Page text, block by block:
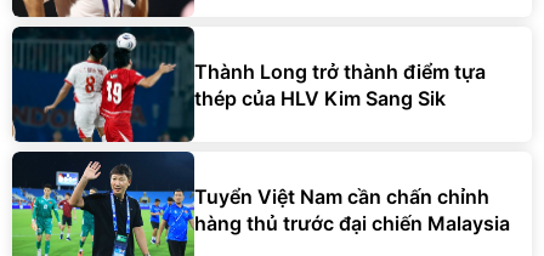
Thành Long trở thành điểm tựa
thép của HLV Kim Sang Sik
Tuyển Việt Nam cần chấn chỉnh
hàng thủ trước đại chiến Malaysia